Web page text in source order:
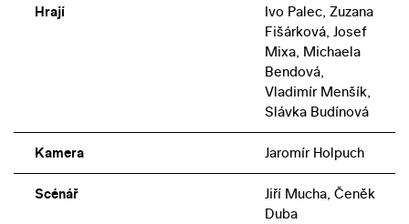
Hrají
Ivo Palec, Zuzana
Fišárková, Josef
Mixa, Michaela
Bendová,
Vladimír Menšík,
Slávka Budínová
Kamera Jaromír Holpuch
Scénář
Jiří Mucha, Čeněk
Duba